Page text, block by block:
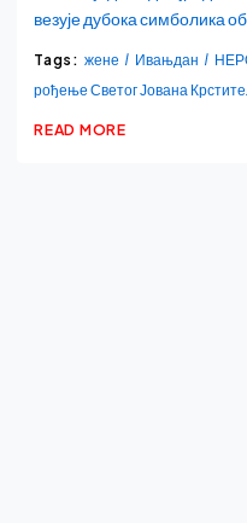
везује дубока симболика
Tags: жене Ивањдан
рођење Светог Јована
READ MORE